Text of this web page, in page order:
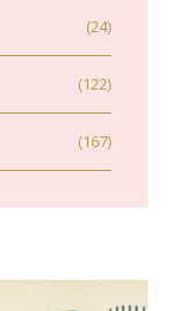
(24)
(122)
(167)